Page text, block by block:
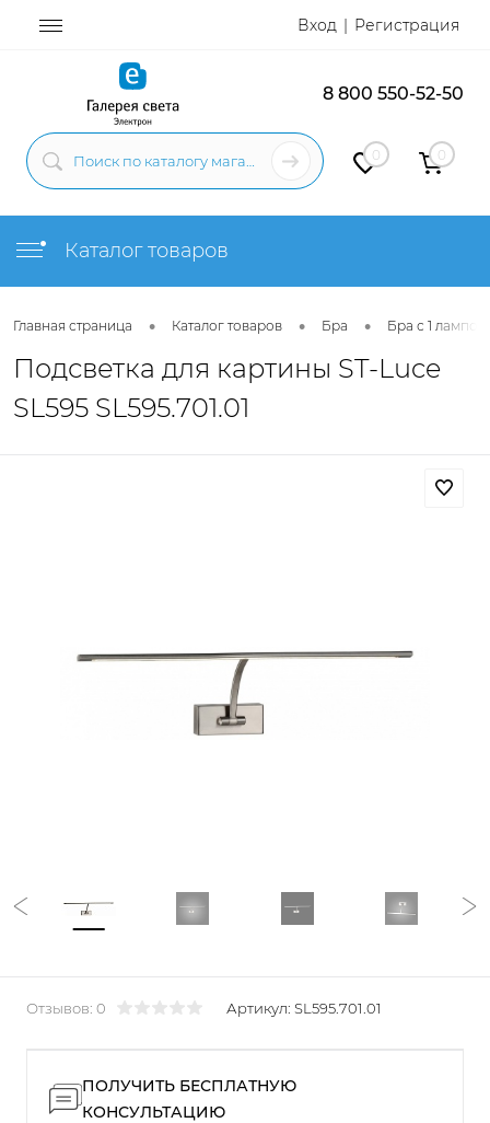
Вход Регистрация
8 800 550-52-50
0 0
Каталог товаров
Главная страница • Каталог товаров • Бра • Бра с 1 лампой
Подсветка для картины ST-Luce
SL595 SL595.701.01
Отзывов: 0 Артикул: SL595.701.01
ПОЛУЧИТЬ БЕСПЛАТНУЮ
КОНСУЛЬТАЦИЮ